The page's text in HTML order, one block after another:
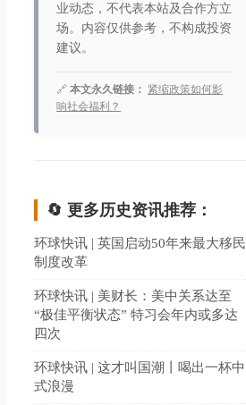
业动态，不代表本站及合作方立
场。内容仅供参考，不构成投资
建议。
🔗 本文永久链接：
紧缩政策如何影
响社会福利？
🔄 更多历史资讯推荐：
环球快讯 | 英国启动50年来最大移民
制度改革
环球快讯 | 美财长：美中关系达至
“极佳平衡状态” 特习会年内或多达
四次
环球快讯 | 这才叫国潮丨喝出一杯中
式浪漫